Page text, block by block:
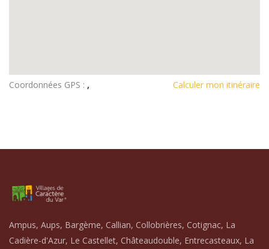
Coordonnées GPS : , Calculer mon itinéraire
Ampus, Aups, Bargème, Callian, Collobrières, Cotignac, La
Cadière-d'Azur, Le Castellet, Châteaudouble, Entrecasteaux, La